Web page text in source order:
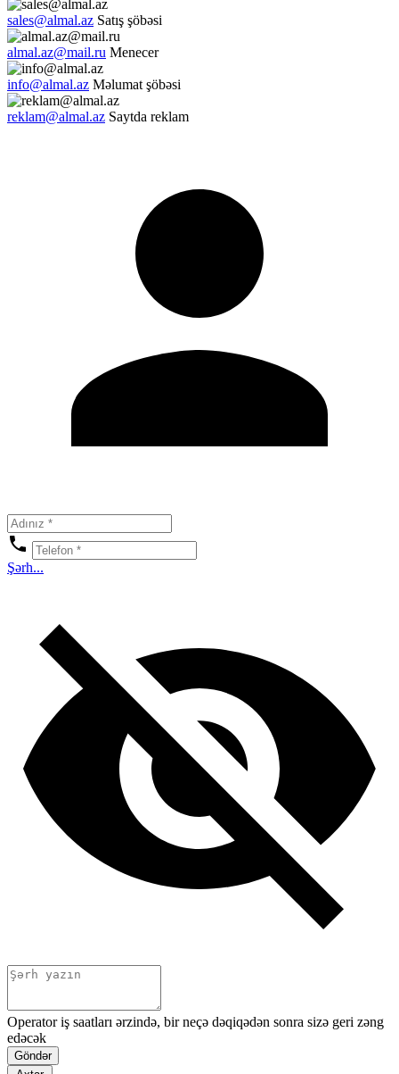
sales@almal.az Satış şöbəsi
almal.az@mail.ru Menecer
info@almal.az Məlumat şöbəsi
reklam@almal.az Saytda reklam
Şərh...
Operator iş saatları ərzində, bir neçə dəqiqədən sonra sizə geri zəng
edəcək
Göndər